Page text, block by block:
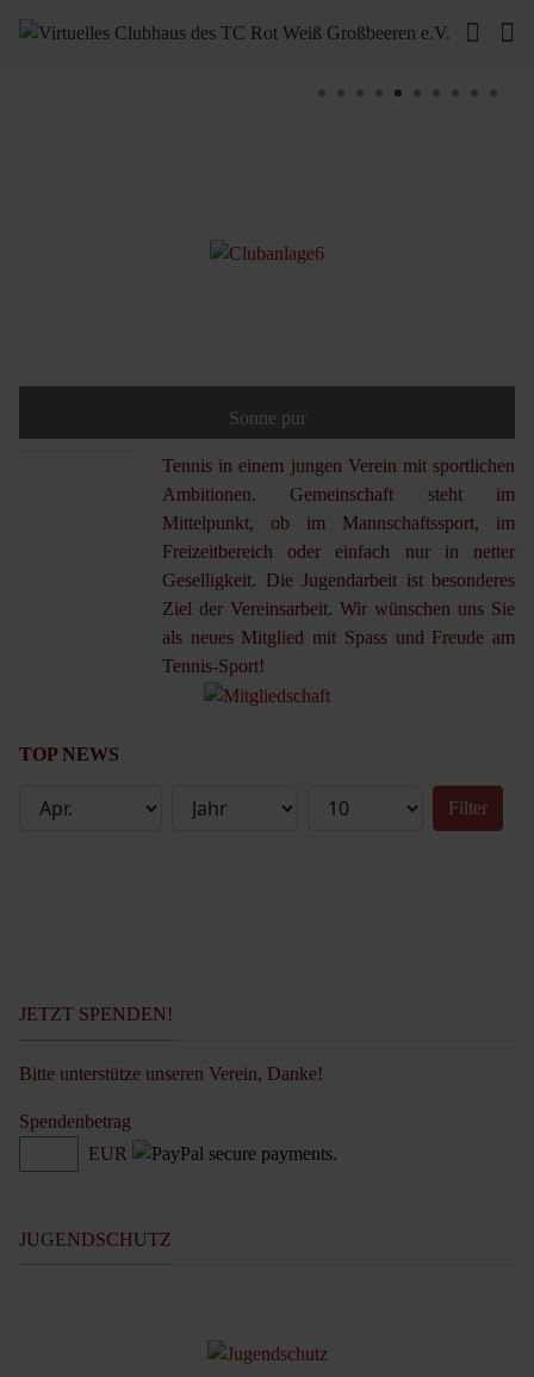
Sonne pur
Tennis in einem jungen Verein mit sportlichen
Ambitionen. Gemeinschaft steht im
Mittelpunkt, ob im Mannschaftssport, im
Freizeitbereich oder einfach nur in netter
Geselligkeit. Die Jugendarbeit ist besonderes
Ziel der Vereinsarbeit. Wir wünschen uns Sie
als neues Mitglied mit Spass und Freude am
Tennis-Sport!
TOP NEWS
Filter
JETZT SPENDEN!
Bitte unterstütze unseren Verein, Danke!
Spendenbetrag
EUR
JUGENDSCHUTZ